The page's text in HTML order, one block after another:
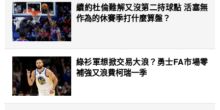
續約杜倫難解又沒第二持球點 活塞無
作為的休賽季打什麼算盤？
綠衫軍想掀交易大浪？勇士FA市場零
補強又浪費柯瑞一季